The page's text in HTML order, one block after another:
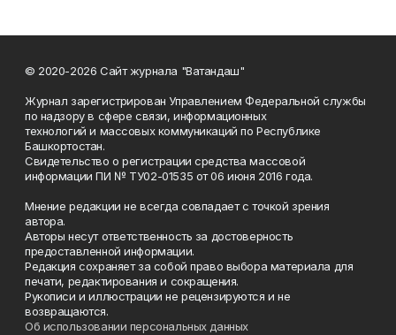
© 2020-2026 Сайт журнала "Ватандаш"
Журнал зарегистрирован Управлением Федеральной службы
по надзору в сфере связи, информационных
технологий и массовых коммуникаций по Республике
Башкортостан.
Свидетельство о регистрации средства массовой
информации ПИ № ТУ02-01535 от 06 июня 2016 года.
Мнение редакции не всегда совпадает с точкой зрения
автора.
Авторы несут ответственность за достоверность
предоставленной информации.
Редакция сохраняет за собой право выбора материала для
печати, редактирования и сокращения.
Рукописи и иллюстрации не рецензируются и не
возвращаются.
Об использовании персональных данных